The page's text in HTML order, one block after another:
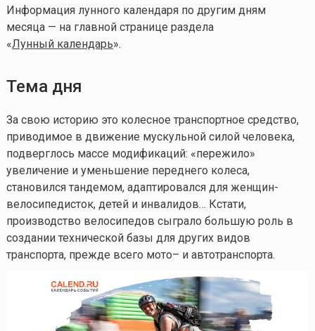
Информация лунного календаря по другим дням
месяца — на главной странице раздела
«Лунный календарь».
Тема дня
За свою историю это колесное транспортное средство,
приводимое в движение мускульной силой человека,
подверглось массе модификаций: «пережило»
увеличение и уменьшение переднего колеса,
становился тандемом, адаптировался для женщин-
велосипедисток, детей и инвалидов… Кстати,
производство велосипедов сыграло большую роль в
создании технической базы для других видов
транспорта, прежде всего мото– и автотранспорта.